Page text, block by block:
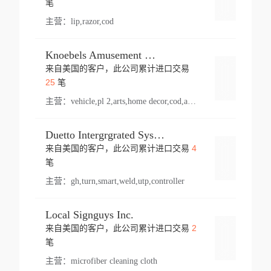
笔
主营： lip,razor,cod
Knoebels Amusement Resort
来自美国的客户，此公司累计进口交易
25笔
主营： vehicle,pl 2,arts,home decor,cod,amusement ride,sea
Duetto Intergrgrated Systems Inc.
来自美国的客户，此公司累计进口交易 4
笔
主营： gh,turn,smart,weld,utp,controller
Local Signguys Inc.
来自美国的客户，此公司累计进口交易 2
笔
主营： microfiber cleaning cloth